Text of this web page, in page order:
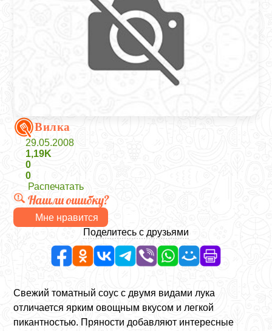
Вилка
29.05.2008
1,19K
0
0
Распечатать
Нашли ошибку?
Мне нравится
Поделитесь с друзьями
Свежий томатный соус с двумя видами лука
отличается ярким овощным вкусом и легкой
пикантностью. Пряности добавляют интересные